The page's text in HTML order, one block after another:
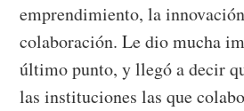
emprendimiento, la
colaboración. Le dio mucha
último punto, y llegó a decir
las instituciones las que